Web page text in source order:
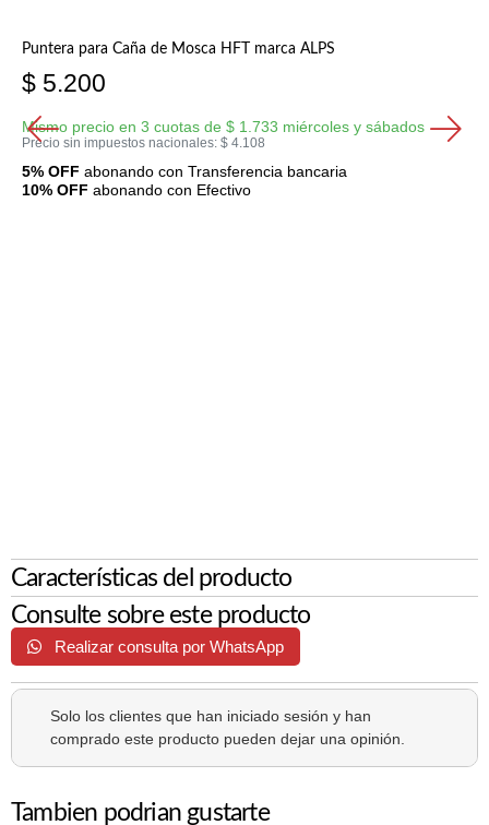
Puntera para Caña de Mosca HFT marca ALPS
$ 5.200
Mismo precio en 3 cuotas de $ 1.733 miércoles y sábados
Precio sin impuestos nacionales: $ 4.108
5% OFF abonando con Transferencia bancaria
10% OFF abonando con Efectivo
Características del producto
Consulte sobre este producto
Realizar consulta por WhatsApp
Solo los clientes que han iniciado sesión y han
comprado este producto pueden dejar una opinión.
Tambien podrian gustarte